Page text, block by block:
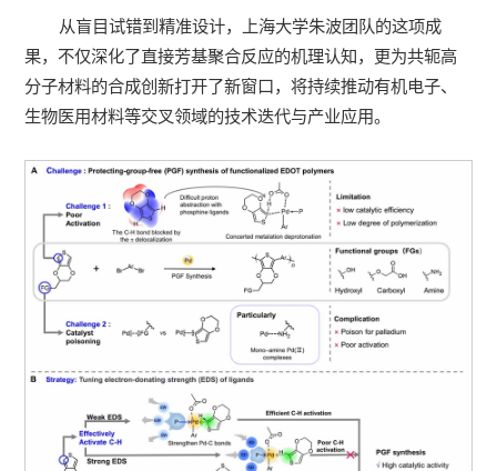
从盲目试错到精准设计，上海大学朱波团队的这项成
果，不仅深化了直接芳基聚合反应的机理认知，更为共轭高
分子材料的合成创新打开了新窗口，将持续推动有机电子、
生物医用材料等交叉领域的技术迭代与产业应用。